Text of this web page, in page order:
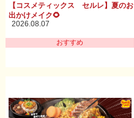
【コスメティックス セルレ】夏のお
出かけメイク🌻
2026.08.07
おすすめ